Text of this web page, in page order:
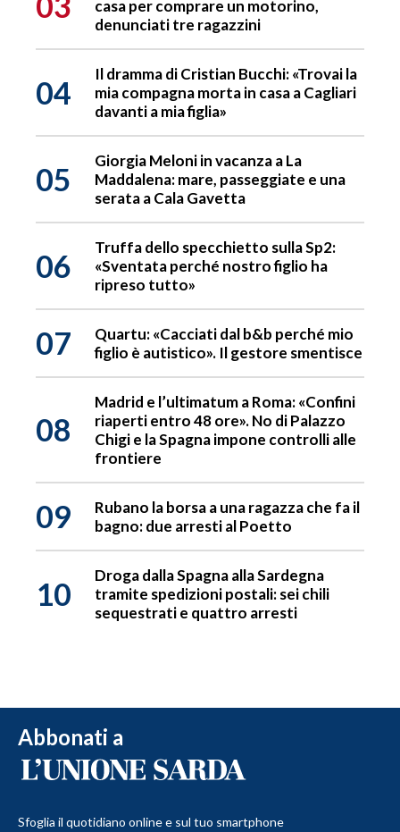
casa per comprare un motorino,
denunciati tre ragazzini
04
Il dramma di Cristian Bucchi: «Trovai la
mia compagna morta in casa a Cagliari
davanti a mia figlia»
05
Giorgia Meloni in vacanza a La
Maddalena: mare, passeggiate e una
serata a Cala Gavetta
06
Truffa dello specchietto sulla Sp2:
«Sventata perché nostro figlio ha
ripreso tutto»
07
Quartu: «Cacciati dal b&b perché mio
figlio è autistico». Il gestore smentisce
08
Madrid e l’ultimatum a Roma: «Confini
riaperti entro 48 ore». No di Palazzo
Chigi e la Spagna impone controlli alle
frontiere
09
Rubano la borsa a una ragazza che fa il
bagno: due arresti al Poetto
10
Droga dalla Spagna alla Sardegna
tramite spedizioni postali: sei chili
sequestrati e quattro arresti
Abbonati a
Sfoglia il quotidiano online e sul tuo smartphone